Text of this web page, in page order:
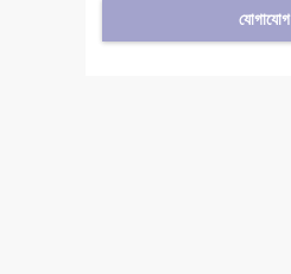
যোগাযোগ